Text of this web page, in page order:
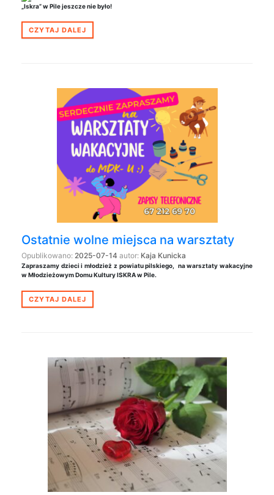
„Iskra” w Pile jeszcze nie było!
CZYTAJ DALEJ
Ostatnie wolne miejsca na warsztaty
Opublikowano: 2025-07-14 autor: Kaja Kunicka
Zapraszamy dzieci i młodzież z powiatu pilskiego,
na warsztaty wakacyjne
wMłodzieżowym Domu Kultury ISKRA w Pile.
CZYTAJ DALEJ